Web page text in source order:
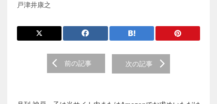
戸津井康之
前の記事 次の記事